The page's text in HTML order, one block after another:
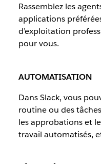
Rassemblez les
applications
d’exploitation
pour vous.
AUTOMATISATION
Dans Slack, vous
routine ou des
les approbations et
travail automatisés,